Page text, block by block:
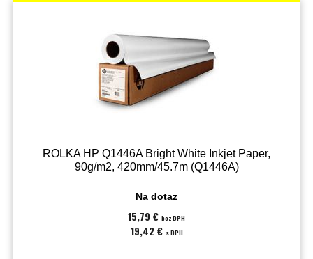
ROLKA HP Q1446A Bright White Inkjet Paper,
90g/m2, 420mm/45.7m (Q1446A)
Na dotaz
15,79 € bez DPH
19,42 € s DPH